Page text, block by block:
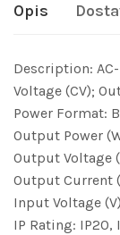
Opis
Description:
Voltage (CV);
Power Format:
Output Power
Output Voltage
Output Current
Input Voltage
IP Rating: IP20,